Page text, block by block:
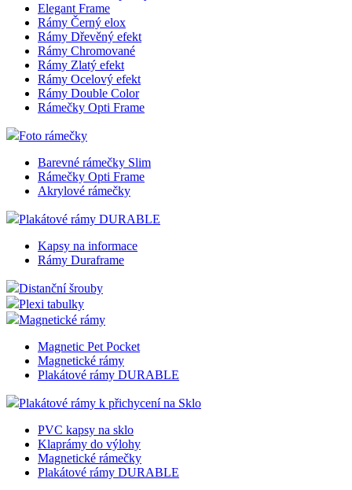
Elegant Frame
Rámy Černý elox
Rámy Dřevěný efekt
Rámy Chromované
Rámy Zlatý efekt
Rámy Ocelový efekt
Rámy Double Color
Rámečky Opti Frame
Foto rámečky
Barevné rámečky Slim
Rámečky Opti Frame
Akrylové rámečky
Plakátové rámy DURABLE
Kapsy na informace
Rámy Duraframe
Distanční šrouby
Plexi tabulky
Magnetické rámy
Magnetic Pet Pocket
Magnetické rámy
Plakátové rámy DURABLE
Plakátové rámy k přichycení na Sklo
PVC kapsy na sklo
Klaprámy do výlohy
Magnetické rámečky
Plakátové rámy DURABLE